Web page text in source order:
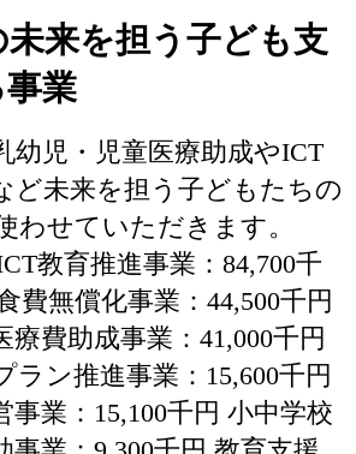
来を担う子ども支
業
幼児・児童医療助成やICT
ど未来を担う子どもたちの
わせていただきます。
教育推進事業：84,700千
費無償化事業：44,500千円
療費助成事業：41,000千円
ラン推進事業：15,600千円
事業：15,100千円 小中学校